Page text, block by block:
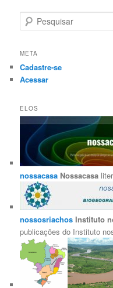
e
q
i
s
r
META
Cadastre-se
Acessar
ELOS
nossacasa Nossacasa
nossosriachos Instituto
publicações do Instituto